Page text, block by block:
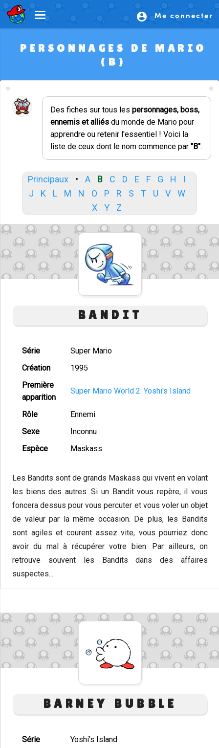
account_circle Me connecter
PERSONNAGES DE MARIO
(B)
Des fiches sur tous les personnages, boss,
ennemis et alliés du monde de Mario pour
apprendre ou retenir l'essentiel ! Voici la
liste de ceux dont le nom commence par "B".
Principaux • A B C D E F G H
I
J
K L M N O P R S T U V
W
X
Y Z
BANDIT
Série
Super Mario
Création
1995
Première
apparition
Super Mario World 2: Yoshi's Island
Rôle
Ennemi
Sexe
Inconnu
Espèce
Maskass
Les Bandits sont de grands Maskass qui vivent en volant
les biens des autres. Si un Bandit vous repère, il vous
foncera dessus pour vous percuter et vous voler un objet
de valeur par la même occasion. De plus, les Bandits
sont agiles et courent assez vite, vous pourriez donc
avoir du mal à récupérer votre bien. Par ailleurs, on
retrouve souvent les Bandits dans des affaires
suspectes...
BARNEY BUBBLE
Série
Yoshi's Island